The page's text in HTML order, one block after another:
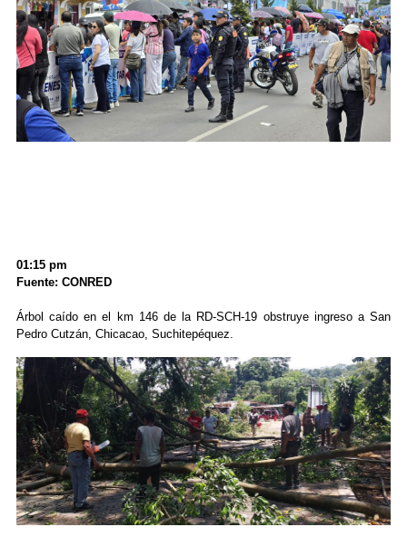
01:15 pm
Fuente: CONRED
Árbol caído en el km 146 de la RD-SCH-19 obstruye ingreso a San
Pedro Cutzán, Chicacao, Suchitepéquez.